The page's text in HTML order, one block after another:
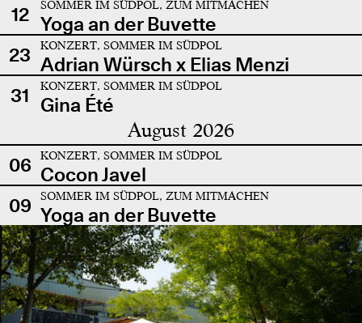
12 SOMMER IM SÜDPOL, ZUM MITMACHEN
Yoga an der Buvette
23
KONZERT, SOMMER IM SÜDPOL
Adrian Würsch x Elias Menzi
31
KONZERT, SOMMER IM SÜDPOL
Gina Été
August 2026
06 KONZERT, SOMMER IM SÜDPOL
Cocon Javel
09
SOMMER IM SÜDPOL, ZUM MITMACHEN
Yoga an der Buvette